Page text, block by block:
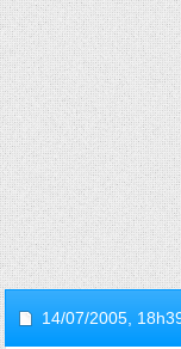
14/07/2005,